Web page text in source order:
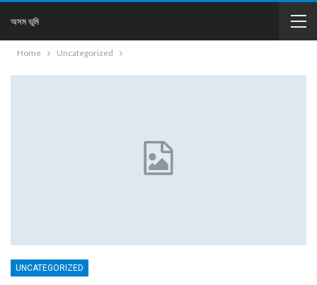
অসম ভূমি
Home Uncategorized
UNCATEGORIZED